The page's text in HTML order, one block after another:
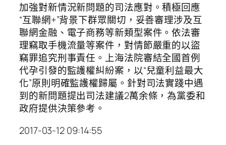
加強對新情況新問題的司法應對。積極回應
“互聯網+”背景下群眾關切，妥善審理涉及互
聯網金融、電子商務等新類型案件。依法審
理竊取手機流量等案件，對情節嚴重的以盜
竊罪追究刑事責任。上海法院審結全國首例
代孕引發的監護權糾紛案，以“兒童利益最大
化”原則明確監護權歸屬。針對司法實踐中遇
到的新問題提出司法建議2萬余條，為黨委和
政府提供決策參考。
2017-03-12 09:14:55